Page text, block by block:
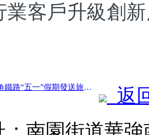
業客戶升級創
前一篇：長三角鐵路“五一”假期發送旅客超2138萬人次
返
：南園街道華